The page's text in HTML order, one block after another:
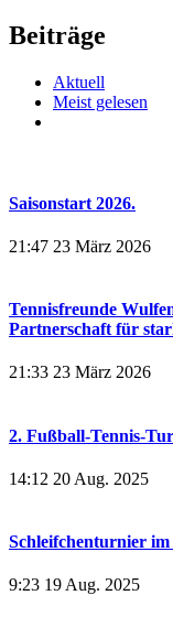
Beiträge
Aktuell
Meist gelesen
Saisonstart 2026.
21:47 23 März 2026
Tennisfreunde
Partnerschaft für
21:33 23 März 2026
2. Fußball-Tennis-
14:12 20 Aug. 2025
Schleifchenturnier im
9:23 19 Aug. 2025